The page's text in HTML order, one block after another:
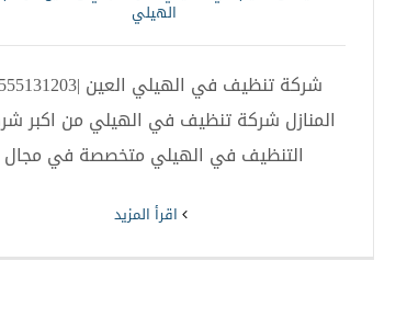
الهيلي
المنازل شركة تنظيف في الهيلي من اكبر
التنظيف في الهيلي متخصصة في مجال
‫اقرأ المزيد